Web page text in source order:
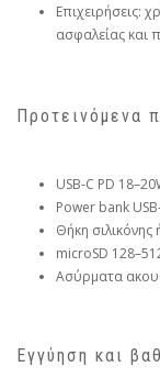
Επιχειρήσεις:
ασφαλείας και
Προτεινόμενα
USB‑C PD
Power bank
Θήκη
microSD
Ασύρματα
Εγγύηση και